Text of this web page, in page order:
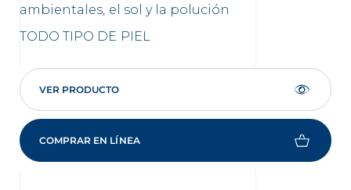
ambientales, el sol y la polución
TODO TIPO DE PIEL
VER PRODUCTO
COMPRAR EN LÍNEA